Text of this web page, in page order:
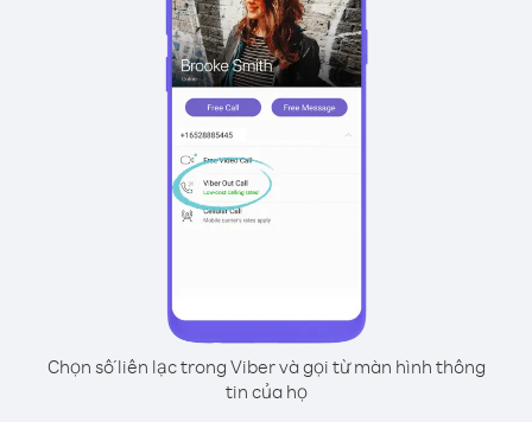
Chọn số liên lạc trong Viber và gọi từ màn hình thông
tin của họ